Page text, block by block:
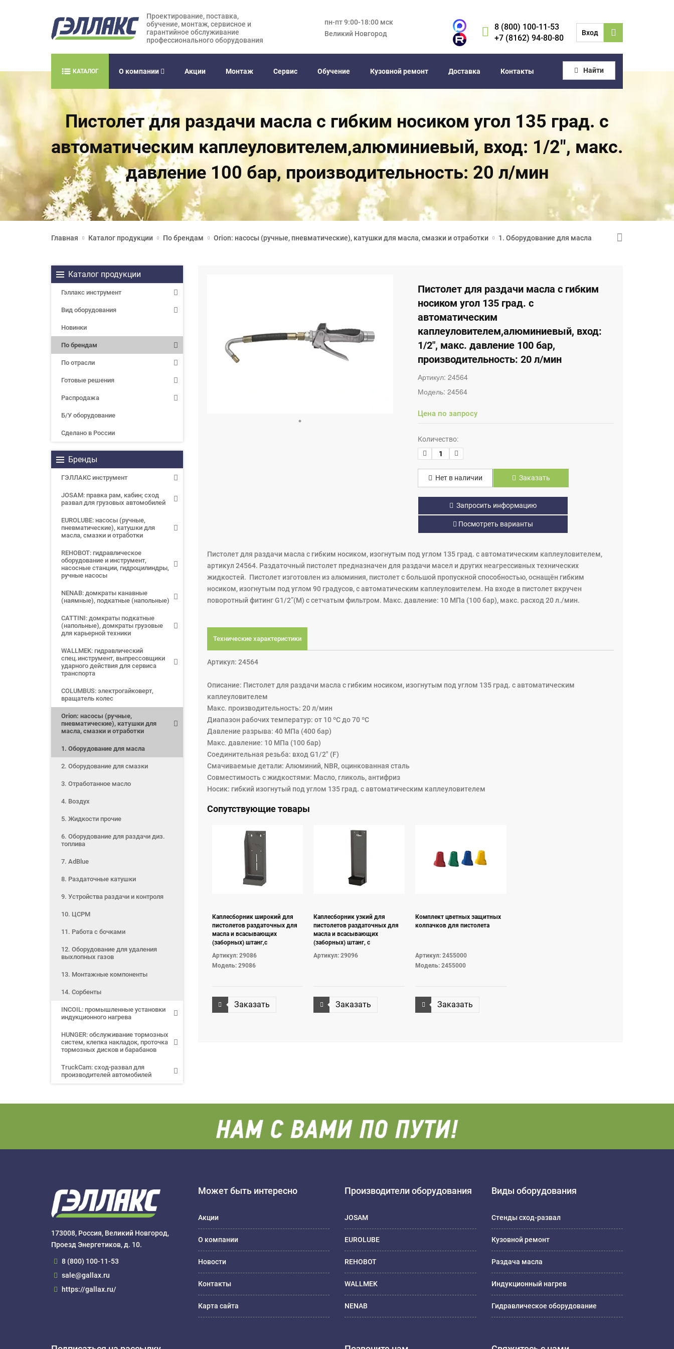
Проектирование, поставка,
обучение, монтаж, сервисное и
гарантийное обслуживание
профессионального оборудования
пн-пт 9:00-18:00 мск
Великий Новгород
8 (800) 100-11-53
+7 (8162) 94-80-80
Вход
КАТАЛОГ О компании Акции Монтаж Сервис Обучение Кузовной ремонт Доставка Контакты Найти
Пистолет для раздачи масла с гибким носиком угол 135 град. с
автоматическим каплеуловителем,алюминиевый, вход: 1/2", макс.
давление 100 бар, производительность: 20 л/мин
Главная Каталог продукции По брендам Orion: насосы (ручные, пневматические), катушки для масла, смазки и отработки 1. Оборудование для масла
Каталог продукции
Гэллакс инструмент
Вид оборудования
Новинки
По брендам
По отрасли
Готовые решения
Распродажа
Б/У оборудование
Сделано в России
Бренды
ГЭЛЛАКС инструмент
JOSAM: правка рам, кабин; сход
развал для грузовых автомобилей
EUROLUBE: насосы (ручные,
пневматические), катушки для
масла, смазки и отработки
REHOBOT: гидравлическое
оборудование и инструмент,
насосные станции, гидроцилиндры,
ручные насосы
NENAB: домкраты канавные
(наямные), подкатные (напольные)
CATTINI: домкраты подкатные
(напольные), домкраты грузовые
для карьерной техники
WALLMEK: гидравлический
спец.инструмент, выпрессовщики
ударного действия для сервиса
транспорта
COLUMBUS: электрогайковерт,
вращатель колес
Orion: насосы (ручные,
пневматические), катушки для
масла, смазки и отработки
1. Оборудование для масла
2. Оборудование для смазки
3. Отработанное масло
4. Воздух
5. Жидкости прочие
6. Оборудование для раздачи диз.
топлива
7. AdBlue
8. Раздаточные катушки
9. Устройства раздачи и контроля
10. ЦСРМ
11. Работа с бочками
12. Оборудование для удаления
выхлопных газов
13. Монтажные компоненты
14. Сорбенты
INCOIL: промышленные установки
индукционного нагрева
HUNGER: обслуживание тормозных
систем, клепка накладок, проточка
тормозных дисков и барабанов
TruckCam: сход-развал для
производителей автомобилей
Пистолет для раздачи масла с гибким
носиком угол 135 град. с
автоматическим
каплеуловителем,алюминиевый, вход:
1/2", макс. давление 100 бар,
производительность: 20 л/мин
Артикул:24564
Модель:24564
Цена по запросу
Количество:
Нет в наличии Заказать
Запросить информацию
Посмотреть варианты
Пистолет для раздачи масла с гибким носиком, изогнутым под углом 135 град. с автоматическим каплеуловителем,
артикул 24564. Раздаточный пистолет предназначен для раздачи масел и других неагрессивных технических
жидкостей. Пистолет изготовлен из алюминия, пистолет с большой пропускной способностью, оснащён гибким
носиком, изогнутым под углом 90 градусов, с автоматическим каплеуловителем. На входе в пистолет вкручен
поворотный фитинг G1/2”(M) с сетчатым фильтром. Макс. давление: 10 MПa (100 бар), макс. расход 20 л./мин.
Технические характеристики
Артикул: 24564
Описание: Пистолет для раздачи масла с гибким носиком, изогнутым под углом 135 град. с автоматическим
каплеуловителем
Maкс. производительность: 20 л/мин
Диапазон рабочих температур: от 10 ºC дo 70 ºC
Давление разрыва: 40 МПa (400 бар)
Maкс. давление: 10 МПа (100 бар)
Соединительная резьба: вход G1/2" (F)
Смачиваемые детали: Алюминий, NBR, оцинкованная сталь
Совместимость с жидкостями: Масло, гликоль, антифриз
Носик: гибкий изогнутый под углом 135 град. с автоматическим каплеуловителем
Сопутствующие товары
Каплесборник широкий для
пистолетов раздаточных для
масла и всасывающих
(заборных) штанг,с
капель, монтируется на стене
Артикул: 29086
Модель: 29086
Заказать
Каплесборник узкий для
пистолетов раздаточных для
масла и всасывающих
(заборных) штанг, с
капель, монтируется на стене
Артикул: 29096
Заказать
Комплект цветных защитных
колпачков для пистолета
Артикул: 2455000
Модель: 2455000
Заказать
173008, Россия, Великий Новгород,
Проезд Энергетиков, д. 10.
8 (800) 100-11-53
sale@gallax.ru
https://gallax.ru/
Может быть интересно
Акции
О компании
Новости
Контакты
Карта сайта
Производители оборудования
JOSAM
EUROLUBE
REHOBOT
WALLMEK
NENAB
Виды оборудования
Стенды сход-развал
Кузовной ремонт
Раздача масла
Индукционный нагрев
Гидравлическое оборудование